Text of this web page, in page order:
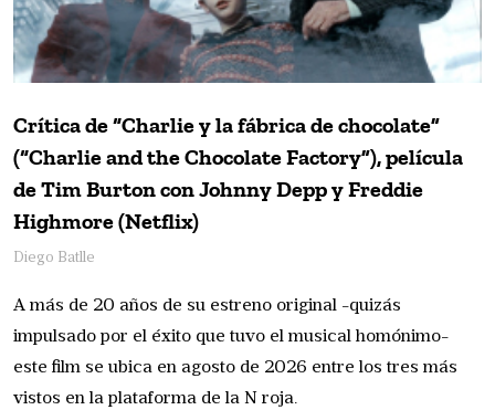
Crítica de “Charlie y la fábrica de chocolate”
(“Charlie and the Chocolate Factory”), película
de Tim Burton con Johnny Depp y Freddie
Highmore (Netflix)
Diego Batlle
A más de 20 años de su estreno original -quizás
impulsado por el éxito que tuvo el musical homónimo-
este film se ubica en agosto de 2026 entre los tres más
vistos en la plataforma de la N roja.